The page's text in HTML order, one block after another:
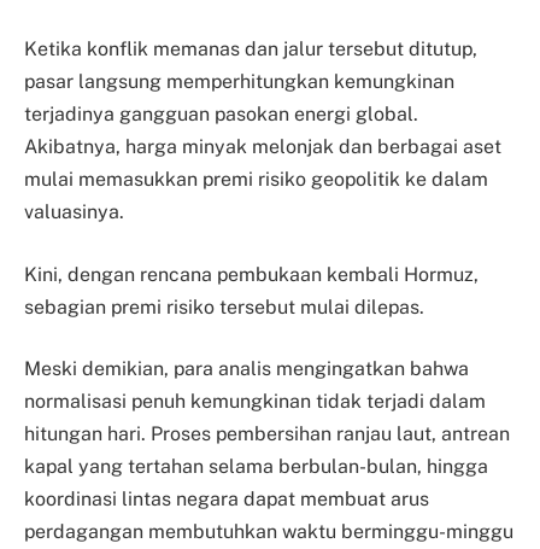
Ketika konflik memanas dan jalur tersebut ditutup,
pasar langsung memperhitungkan kemungkinan
terjadinya gangguan pasokan energi global.
Akibatnya, harga minyak melonjak dan berbagai aset
mulai memasukkan premi risiko geopolitik ke dalam
valuasinya.
Kini, dengan rencana pembukaan kembali Hormuz,
sebagian premi risiko tersebut mulai dilepas.
Meski demikian, para analis mengingatkan bahwa
normalisasi penuh kemungkinan tidak terjadi dalam
hitungan hari. Proses pembersihan ranjau laut, antrean
kapal yang tertahan selama berbulan-bulan, hingga
koordinasi lintas negara dapat membuat arus
perdagangan membutuhkan waktu berminggu-minggu